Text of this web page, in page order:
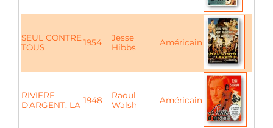
SEUL CONTRE
TOUS
1954
Jesse
Hibbs
Américain
RIVIERE
D'ARGENT, LA 1948
Raoul
Walsh
Américain